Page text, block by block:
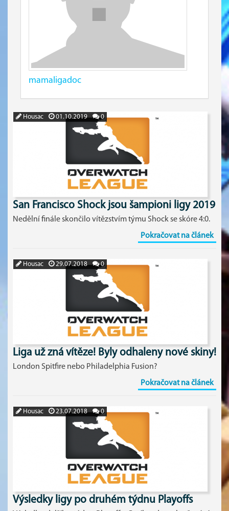
mamaligadoc
Housac 01.10.2019 0
San Francisco Shock jsou šampioni ligy 2019
Nedělní finále skončilo vítězstvím týmu Shock se skóre 4:0.
Pokračovat na článek
Housac 29.07.2018 0
Liga už zná vítěze! Byly odhaleny nové skiny!
London Spitfire nebo Philadelphia Fusion?
Pokračovat na článek
Housac 23.07.2018 0
Výsledky ligy po druhém týdnu Playoffs